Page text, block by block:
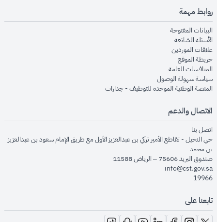
روابط مهمة
البيانات المفتوحةopens in new window
الأسئلة الشائعةopens in new window
علاقات الموردينopens in new window
خريطة الموقعopens in new window
المنافسات العامةopens in new window
سياسة سهولة الوصولopens in new window
المنصة الوطنية الموحدة للتوظيف - جداراتopens in new window
الاتصال والدعم
اتصل بنا
حي النخيل - تقاطع الأمير تركي بن عبدالعزيز الأول مع طريق الإمام سعود بن عبدالعزيز
بن محمد
صندوق البريد 75606 – الرياض 11588
info@cst.gov.sa
19966
تابعنا على